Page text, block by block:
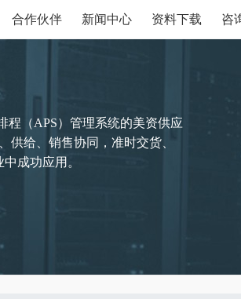
合作伙伴 新闻中心 资料下载 咨
程（APS）管理系统的美资供应
供给、销售协同，准时交货、
成功应用。